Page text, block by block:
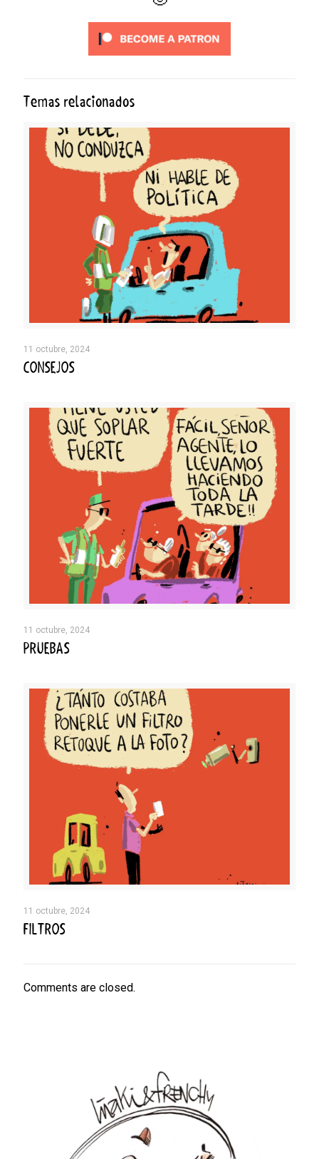
Temas relacionados
11 octubre, 2024
CONSEJOS
11 octubre, 2024
PRUEBAS
11 octubre, 2024
FILTROS
Comments are closed.